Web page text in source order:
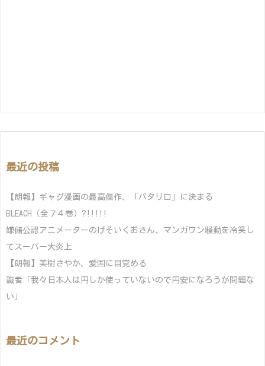
最近の投稿
【朗報】ギャグ漫画の最高傑作、「パタリロ」に決まる
BLEACH（全７４巻）?!!!!!
嫌儲公認アニメーターのげそいくおさん、マンガワン騒動を冷笑し
てスーパー大炎上
【朗報】美樹さやか、愛国に目覚める
識者「我々日本人は円しか使っていないので円安になろうが問題な
い」
最近のコメント